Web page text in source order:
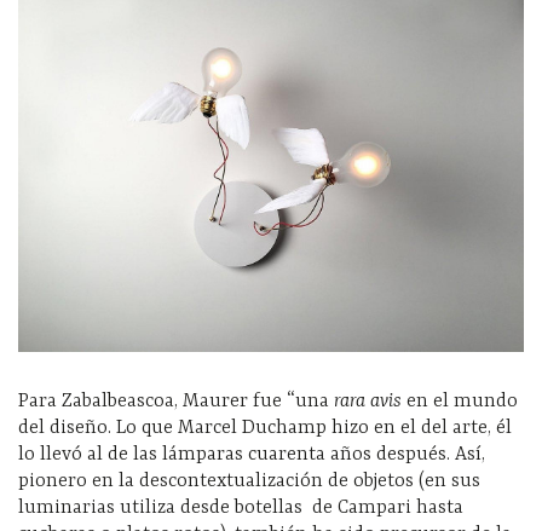
Para Zabalbeascoa, Maurer fue “una rara avis en el mundo
del diseño. Lo que Marcel Duchamp hizo en el del arte, él
lo llevó al de las lámparas cuarenta años después. Así,
pionero en la descontextualización de objetos (en sus
luminarias utiliza desde botellas de Campari hasta